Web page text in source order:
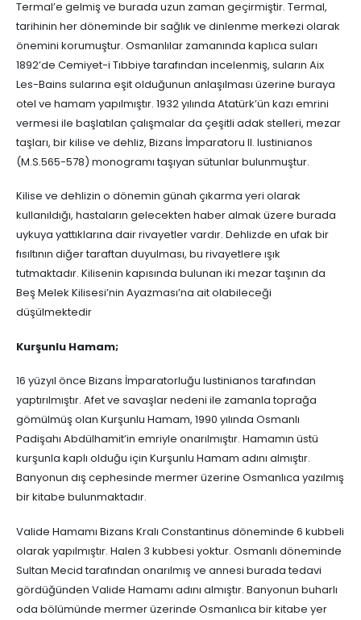
Termal’e gelmiş ve burada uzun zaman geçirmiştir. Termal,
tarihinin her döneminde bir sağlık ve dinlenme merkezi olarak
önemini korumuştur. Osmanlılar zamanında kaplıca suları
1892’de Cemiyet-i Tıbbiye tarafından incelenmiş, suların Aix
Les-Bains sularına eşit olduğunun anlaşılması üzerine buraya
otel ve hamam yapılmıştır. 1932 yılında Atatürk’ün kazı emrini
vermesi ile başlatılan çalışmalar da çeşitli adak stelleri, mezar
taşları, bir kilise ve dehliz, Bizans İmparatoru II. Iustinianos
(M.S.565-578) monogramı taşıyan sütunlar bulunmuştur.
Kilise ve dehlizin o dönemin günah çıkarma yeri olarak
kullanıldığı, hastaların gelecekten haber almak üzere burada
uykuya yattıklarına dair rivayetler vardır. Dehlizde en ufak bir
fısıltının diğer taraftan duyulması, bu rivayetlere ışık
tutmaktadır. Kilisenin kapısında bulunan iki mezar taşının da
Beş Melek Kilisesi’nin Ayazması’na ait olabileceği
düşülmektedir
Kurşunlu Hamam;
16 yüzyıl önce Bizans İmparatorluğu Iustinianos tarafından
yaptırılmıştır. Afet ve savaşlar nedeni ile zamanla toprağa
gömülmüş olan Kurşunlu Hamam, 1990 yılında Osmanlı
Padişahı Abdülhamit’in emriyle onarılmıştır. Hamamın üstü
kurşunla kaplı olduğu için Kurşunlu Hamam adını almıştır.
Banyonun dış cephesinde mermer üzerine Osmanlıca yazılmış
bir kitabe bulunmaktadır.
Valide Hamamı Bizans Kralı Constantinus döneminde 6 kubbeli
olarak yapılmıştır. Halen 3 kubbesi yoktur. Osmanlı döneminde
Sultan Mecid tarafından onarılmış ve annesi burada tedavi
gördüğünden Valide Hamamı adını almıştır. Banyonun buharlı
oda bölümünde mermer üzerinde Osmanlıca bir kitabe yer